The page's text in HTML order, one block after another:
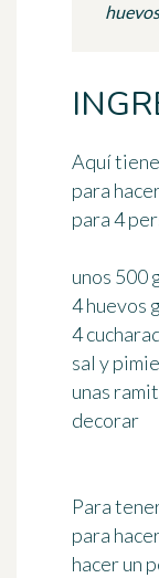
Aquí
para
para 4
unos 500
4 huevos
4
sal y
unas
decorar
Para
para
hacer un